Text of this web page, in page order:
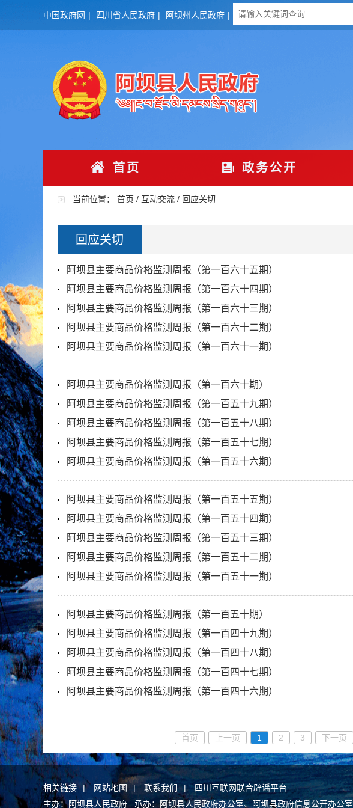
中国政府网 | 四川省人民政府 | 阿坝州人民政府 |
首页 政务公开
当前位置： 首页 / 互动交流 / 回应关切
回应关切
阿坝县主要商品价格监测周报（第一百六十五期）
阿坝县主要商品价格监测周报（第一百六十四期）
阿坝县主要商品价格监测周报（第一百六十三期）
阿坝县主要商品价格监测周报（第一百六十二期）
阿坝县主要商品价格监测周报（第一百六十一期）
阿坝县主要商品价格监测周报（第一百六十期）
阿坝县主要商品价格监测周报（第一百五十九期）
阿坝县主要商品价格监测周报（第一百五十八期）
阿坝县主要商品价格监测周报（第一百五十七期）
阿坝县主要商品价格监测周报（第一百五十六期）
阿坝县主要商品价格监测周报（第一百五十五期）
阿坝县主要商品价格监测周报（第一百五十四期）
阿坝县主要商品价格监测周报（第一百五十三期）
阿坝县主要商品价格监测周报（第一百五十二期）
阿坝县主要商品价格监测周报（第一百五十一期）
阿坝县主要商品价格监测周报（第一百五十期）
阿坝县主要商品价格监测周报（第一百四十九期）
阿坝县主要商品价格监测周报（第一百四十八期）
阿坝县主要商品价格监测周报（第一百四十七期）
阿坝县主要商品价格监测周报（第一百四十六期）
首页 上一页 1 2 3 下一页
相关链接 | 网站地图 | 联系我们 |
四川互联网联合辟谣平台
主办：阿坝县人民政府 承办：阿坝县人民政府办公室、阿坝县政府信息公开办公室